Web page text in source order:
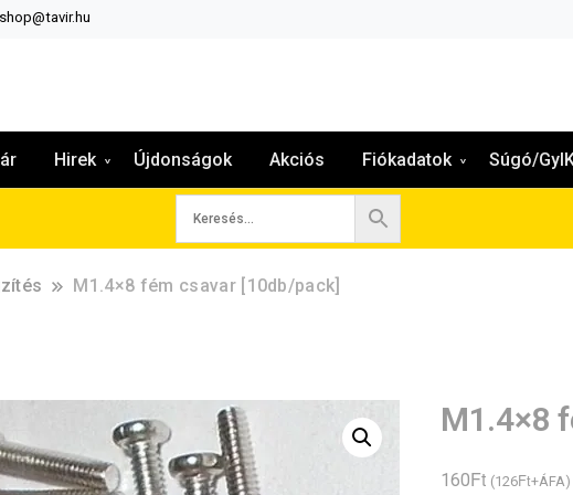
Hirek Újdonságok Akciós Fiókadatok Súgó/
M1.4×8 fém csavar [10db/pack]
M1.4×8
160Ft (126Ft+ÁFA)